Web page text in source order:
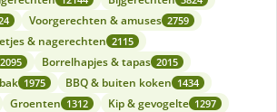
Voorgerechten & amuses 2759
& nagerechten 2115
2095 Borrelhapjes & tapas 2015
1975 BBQ & buiten koken 1434
Groenten 1312 Kip & gevogelte 1297